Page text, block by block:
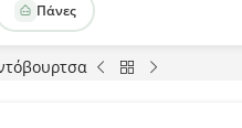
Πάνες